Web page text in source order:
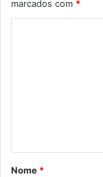
marcados com *
Nome *